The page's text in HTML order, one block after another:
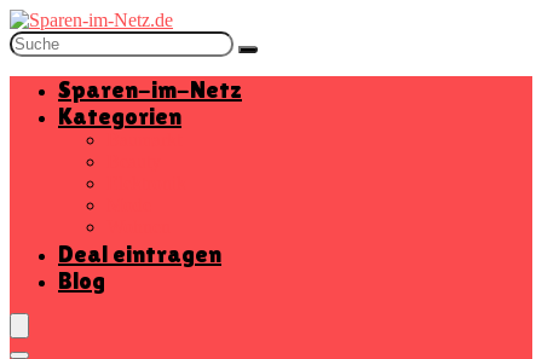
Sparen-im-Netz
Kategorien
Deal eintragen
Blog